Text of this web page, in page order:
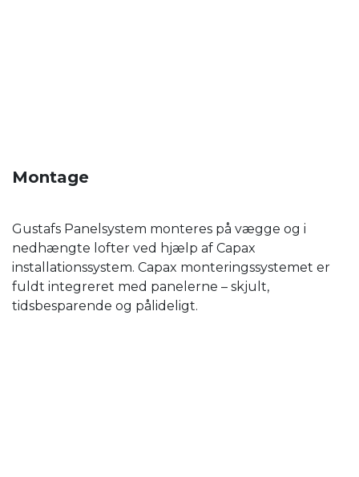
Montage
Gustafs Panelsystem monteres på vægge og i
nedhængte lofter ved hjælp af Capax
installationssystem. Capax monteringssystemet er
fuldt integreret med panelerne – skjult,
tidsbesparende og pålideligt.